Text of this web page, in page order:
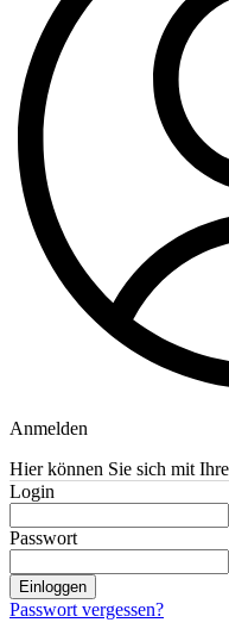
Anmelden
Hier können Sie sich mit
Login
Passwort
Einloggen
Passwort vergessen?